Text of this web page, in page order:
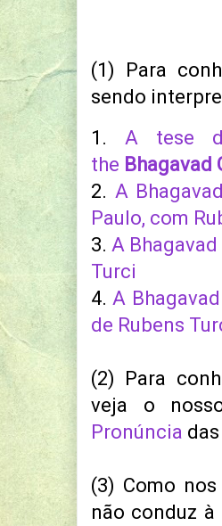
(1) Para
sendo
1. A tese
the Bhagavad
2. A
Paulo, com
3. A
Turci
4. A
de Rubens
(2) Para
veja o
Pronúncia
(3) Como
não conduz